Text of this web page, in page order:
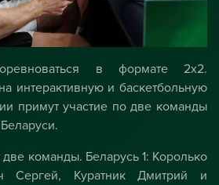
в формате 2х2.
интерактивную и баскетбольную
примут участие по две команды
две команды. Беларусь 1: Королько
Сергей, Куратник Дмитрий и